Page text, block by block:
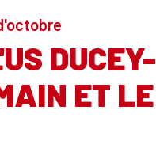
DUCEY-
ET LE